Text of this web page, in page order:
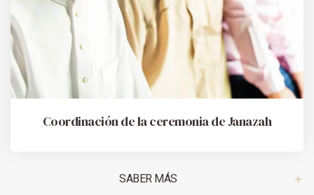
Coordinación de la ceremonia de Janazah
SABER MÁS